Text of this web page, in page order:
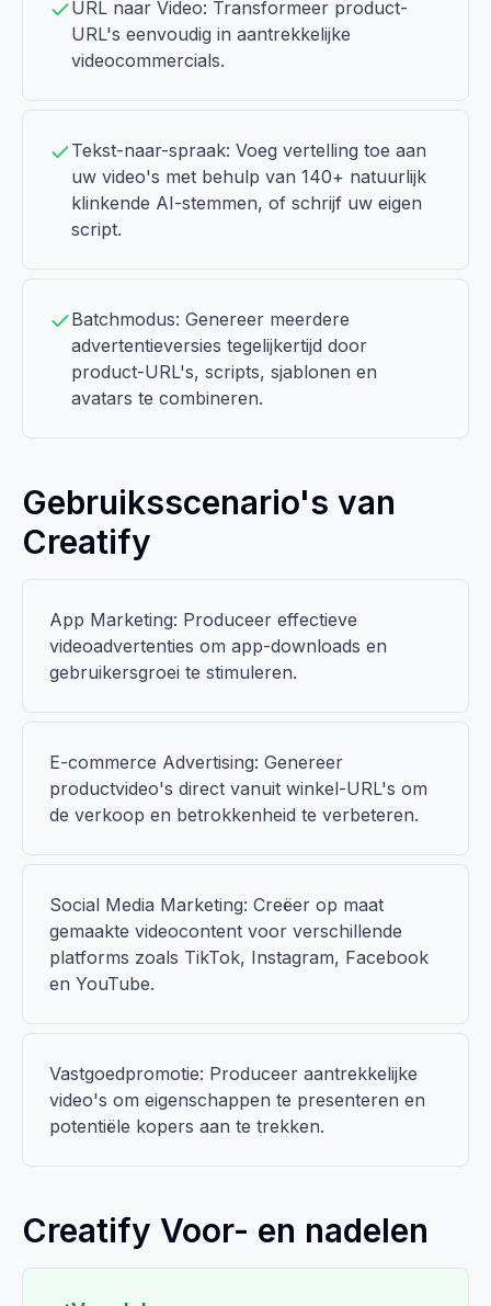
URL naar Video: Transformeer product-
URL's eenvoudig in aantrekkelijke
videocommercials.
Tekst-naar-spraak: Voeg vertelling toe aan
uw video's met behulp van 140+ natuurlijk
klinkende AI-stemmen, of schrijf uw eigen
script.
Batchmodus: Genereer meerdere
advertentieversies tegelijkertijd door
product-URL's, scripts, sjablonen en
avatars te combineren.
Gebruiksscenario's van
Creatify
App Marketing: Produceer effectieve
videoadvertenties om app-downloads en
gebruikersgroei te stimuleren.
E-commerce Advertising: Genereer
productvideo's direct vanuit winkel-URL's om
de verkoop en betrokkenheid te verbeteren.
Social Media Marketing: Creëer op maat
gemaakte videocontent voor verschillende
platforms zoals TikTok, Instagram, Facebook
en YouTube.
Vastgoedpromotie: Produceer aantrekkelijke
video's om eigenschappen te presenteren en
potentiële kopers aan te trekken.
Creatify Voor- en nadelen